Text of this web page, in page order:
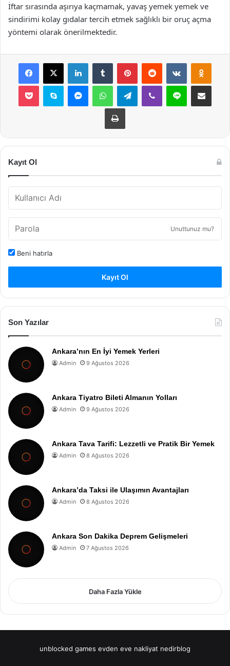
İftar sırasında aşırıya kaçmamak, yavaş yemek yemek ve
sindirimi kolay gıdalar tercih etmek sağlıklı bir oruç açma
yöntemi olarak önerilmektedir.
Facebook
X LinkedInTumblr PinterestReddit VKontakte
Pocket Skype MessengerWhatsAppTelegramViber Line E-Posta ile
Yazdır
Kayıt Ol
Unuttunuz mu?
Beni hatırla
Kayıt Ol
Son Yazılar
Ankara’nın En İyi Yemek Yerleri
Admin 9 Ağustos 2026
Ankara Tiyatro Bileti Almanın Yolları
Admin 9 Ağustos 2026
Ankara Tava Tarifi: Lezzetli ve Pratik Bir Yemek
Admin 8 Ağustos 2026
Ankara’da Taksi ile Ulaşımın Avantajları
Admin 8 Ağustos 2026
Ankara Son Dakika Deprem Gelişmeleri
Admin 7 Ağustos 2026
Daha Fazla Yükle
unblocked games evden eve nakliyat nedirblog